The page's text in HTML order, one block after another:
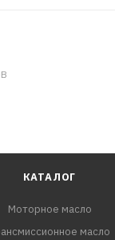
КАТАЛОГ
Моторное масло
масло